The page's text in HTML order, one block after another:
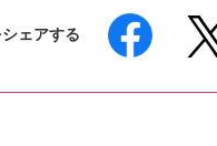
ェアする